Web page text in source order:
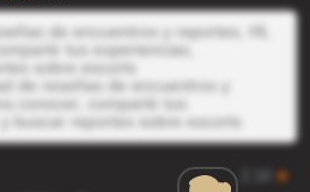
de encuentros y reportes, HL
tus experiencias,
sobre escorts
de reseñas de encuentros y
conocer, compartir tus
buscar reportes sobre escorts
★